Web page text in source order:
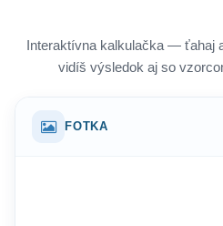
Interaktívna kalkulačka — ťahaj
vidíš výsledok aj so
FOTKA